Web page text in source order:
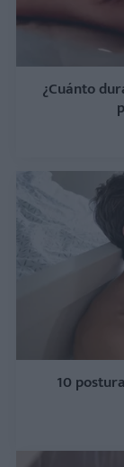
¿Cuánto
10